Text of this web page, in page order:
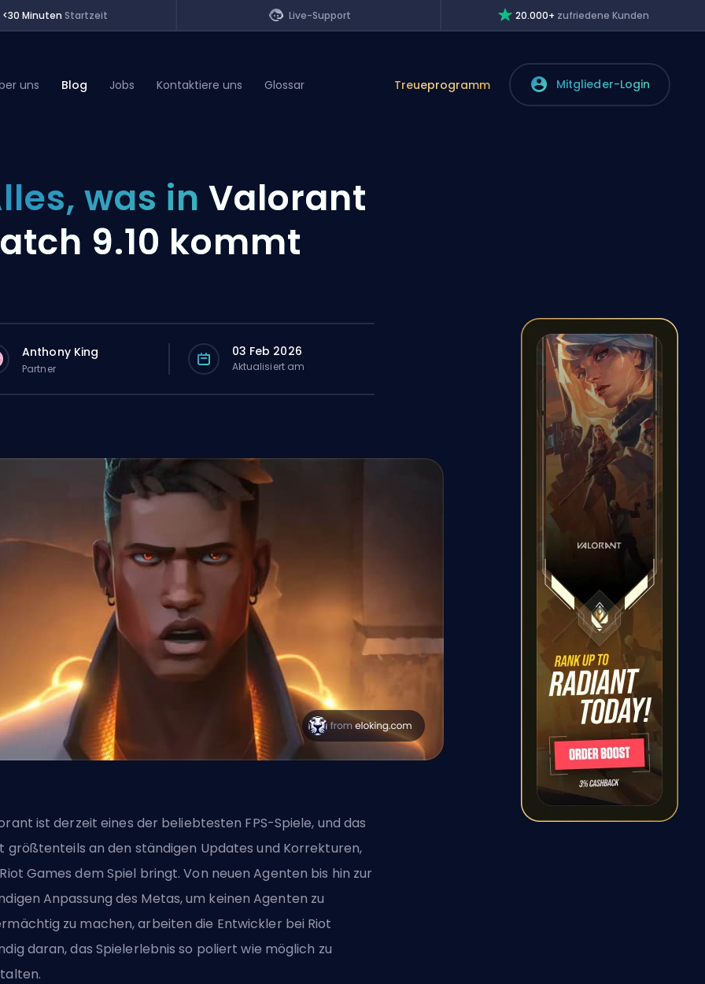
<30 Minuten Startzeit Live-Support 20.000+ zufriedene Kunden
uns Blog Jobs Kontaktiere uns Glossar Treueprogramm Mitglieder-Login
was in Valorant
9.10 kommt
Anthony King
Partner
03 Feb 2026
Aktualisiert am
ist derzeit eines der beliebtesten FPS-Spiele, und das
größtenteils an den ständigen Updates und Korrekturen,
Games dem Spiel bringt. Von neuen Agenten bis hin zur
Anpassung des Metas, um keinen Agenten zu
zu machen, arbeiten die Entwickler bei Riot
daran, das Spielerlebnis so poliert wie möglich zu